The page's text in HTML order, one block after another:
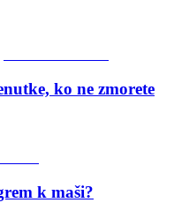
ko ne zmorete
k maši?